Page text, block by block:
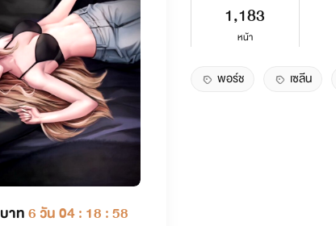
บาท6 วัน 04 : 18 : 58
1,183
หน้า
พอร์ช เซลีน